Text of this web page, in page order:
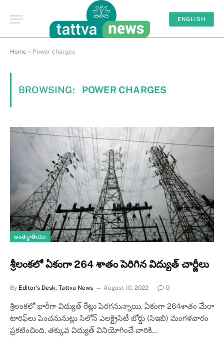
ENGLISH
Home » Power charges
BROWSING: POWER CHARGES
అంతర్జాతీయం
శ్రీలంకలో ఏకంగా 264 శాతం పెరిగిన విద్యుత్ చార్జీలు
By Editor's Desk, Tattva News August 10, 2022 0
శ్రీలంకలో భారీగా విద్యుత్‌ రేట్లు పెరగనున్నాయి. ఏకంగా 264శాతం మేరా
టారిఫ్‌లు పెంచనునుట్లు సిలోన్‌ ఎలక్ట్రిసిటీ బోర్డు (సిఇబి) మంగళవారం
ప్రకటించింది. తక్కువ విద్యుత్‌ వినియోగించే వారికి…